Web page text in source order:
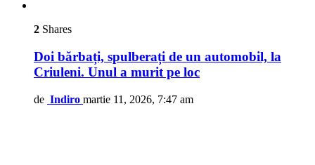
2 Shares
Doi bărbați, spulberați de un automobil, la
Criuleni. Unul a murit pe loc
de Indiro martie 11, 2026, 7:47 am